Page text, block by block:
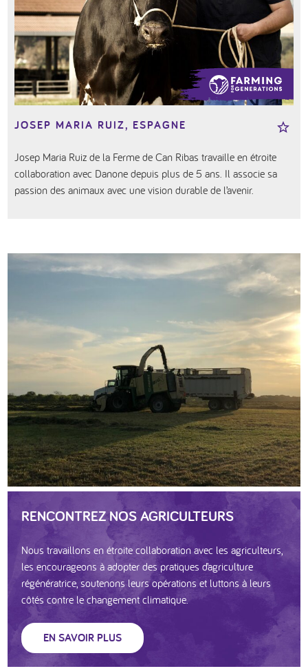
JOSEP MARIA RUIZ, ESPAGNE
Josep Maria Ruiz de la Ferme de Can Ribas travaille en étroite
collaboration avec Danone depuis plus de 5 ans. Il associe sa
passion des animaux avec une vision durable de l’avenir.
RENCONTREZ NOS AGRICULTEURS
Nous travaillons en étroite collaboration avec les agriculteurs,
les encourageons à adopter des pratiques d’agriculture
régénératrice, soutenons leurs opérations et luttons à leurs
côtés contre le changement climatique.
EN SAVOIR PLUS